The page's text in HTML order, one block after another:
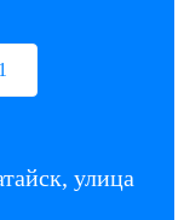
улица